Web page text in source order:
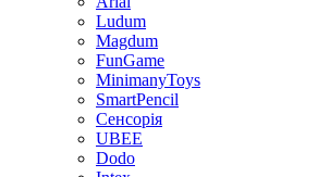
Ludum
Magdum
FunGame
MinimanyToys
SmartPencil
Сенсорія
UBEE
Dodo